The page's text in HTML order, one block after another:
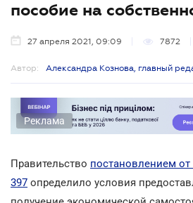
пособие на
27 апреля 2021, 09:09 7872
Автор: Александра Кознова, главный
Реклама
Правительство постановлением
397 определило условия